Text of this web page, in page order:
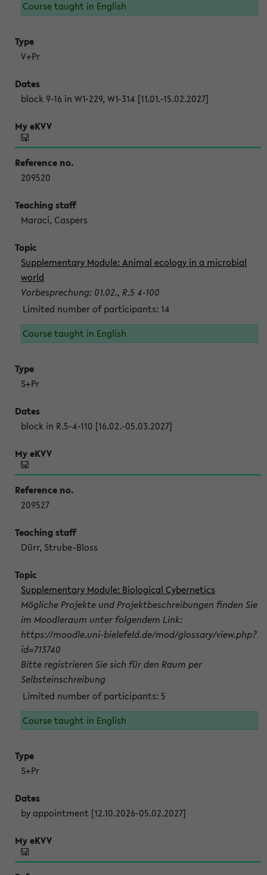
Course taught in English
V+Pr
block 9-16 in W1-229, W1-314 [11.01.-15.02.2027]
209520
Maraci, Caspers
Supplementary Module: Animal ecology in a microbial
world
Vorbesprechung: 01.02., R.5 4-100
Limited number of participants: 14
Course taught in English
S+Pr
block in R.5-4-110 [16.02.-05.03.2027]
209527
Dürr, Strube-Bloss
Supplementary Module: Biological Cybernetics
Mögliche Projekte und Projektbeschreibungen finden Sie
im Moodleraum unter folgendem Link:
https://moodle.uni-bielefeld.de/mod/glossary/view.php?
id=713740
Bitte registrieren Sie sich für den Raum per
Selbsteinschreibung
Limited number of participants: 5
Course taught in English
S+Pr
by appointment [12.10.2026-05.02.2027]